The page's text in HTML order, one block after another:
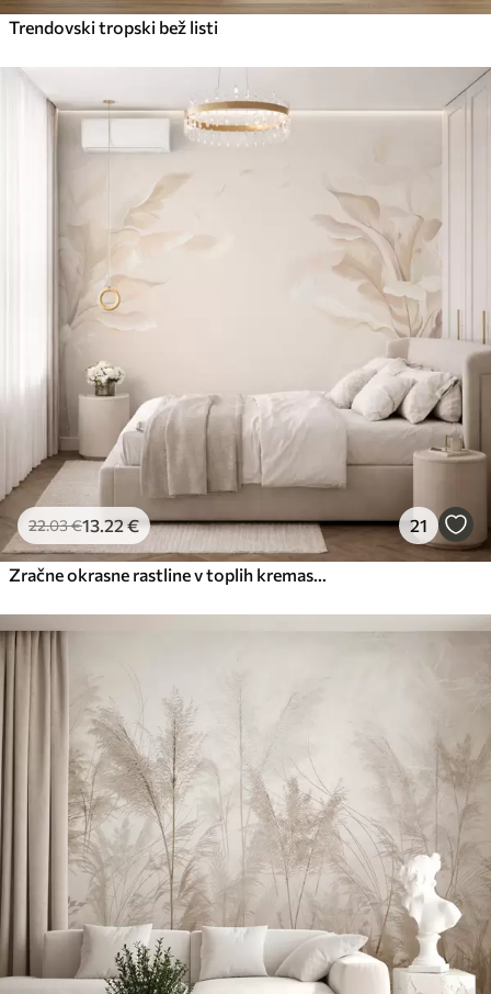
Trendovski tropski bež listi
22.03€13 .22€ 21